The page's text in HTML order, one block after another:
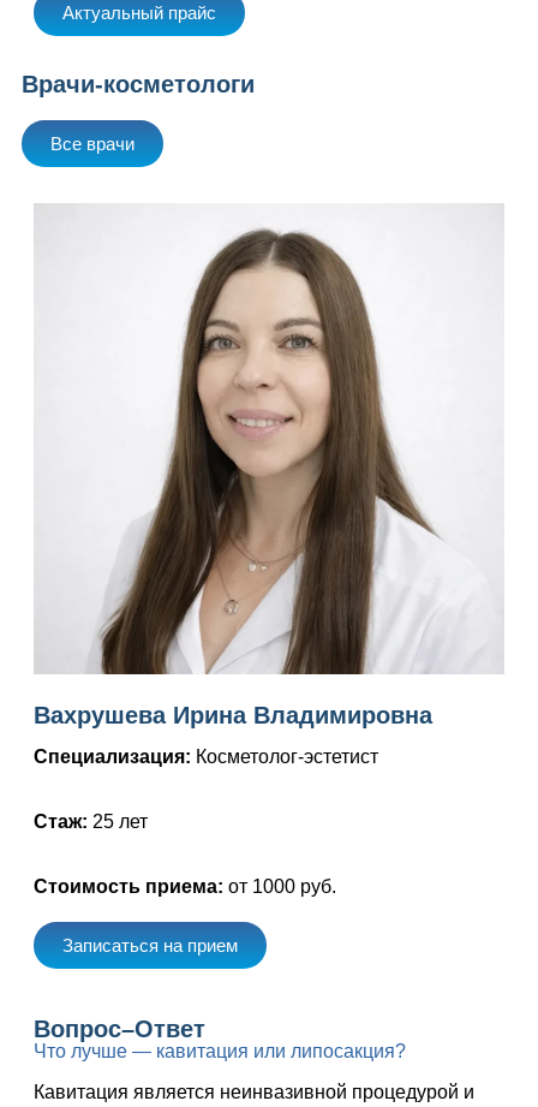
Актуальный прайс
Врачи-косметологи
Все врачи
Вахрушева Ирина Владимировна
Специализация: Косметолог-эстетист
Стаж: 25 лет
Стоимость приема: от 1000 руб.
Записаться на прием
Вопрос–Ответ
Что лучше — кавитация или липосакция?
Кавитация является неинвазивной процедурой и